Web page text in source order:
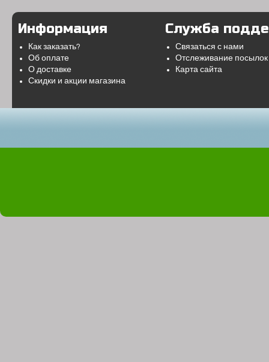
Информация
Как заказать?
Об оплате
О доставке
Скидки и акции магазина
Служба
Связаться с нами
Отслеживание посылок
Карта сайта